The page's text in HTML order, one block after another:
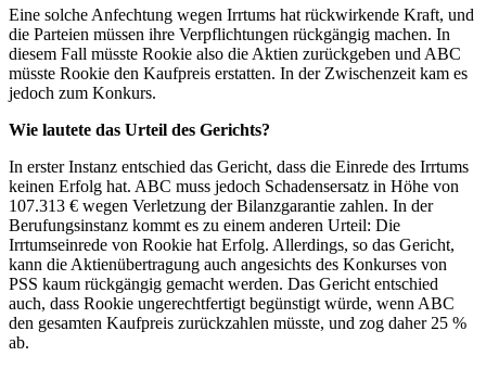
Eine solche Anfechtung wegen Irrtums hat rückwirkende Kraft, und
die Parteien müssen ihre Verpflichtungen rückgängig machen. In
diesem Fall müsste Rookie also die Aktien zurückgeben und ABC
müsste Rookie den Kaufpreis erstatten. In der Zwischenzeit kam es
jedoch zum Konkurs.
Wie lautete das Urteil des Gerichts?
In erster Instanz entschied das Gericht, dass die Einrede des Irrtums
keinen Erfolg hat. ABC muss jedoch Schadensersatz in Höhe von
107.313 € wegen Verletzung der Bilanzgarantie zahlen. In der
Berufungsinstanz kommt es zu einem anderen Urteil: Die
Irrtumseinrede von Rookie hat Erfolg. Allerdings, so das Gericht,
kann die Aktienübertragung auch angesichts des Konkurses von
PSS kaum rückgängig gemacht werden. Das Gericht entschied
auch, dass Rookie ungerechtfertigt begünstigt würde, wenn ABC
den gesamten Kaufpreis zurückzahlen müsste, und zog daher 25 %
ab.